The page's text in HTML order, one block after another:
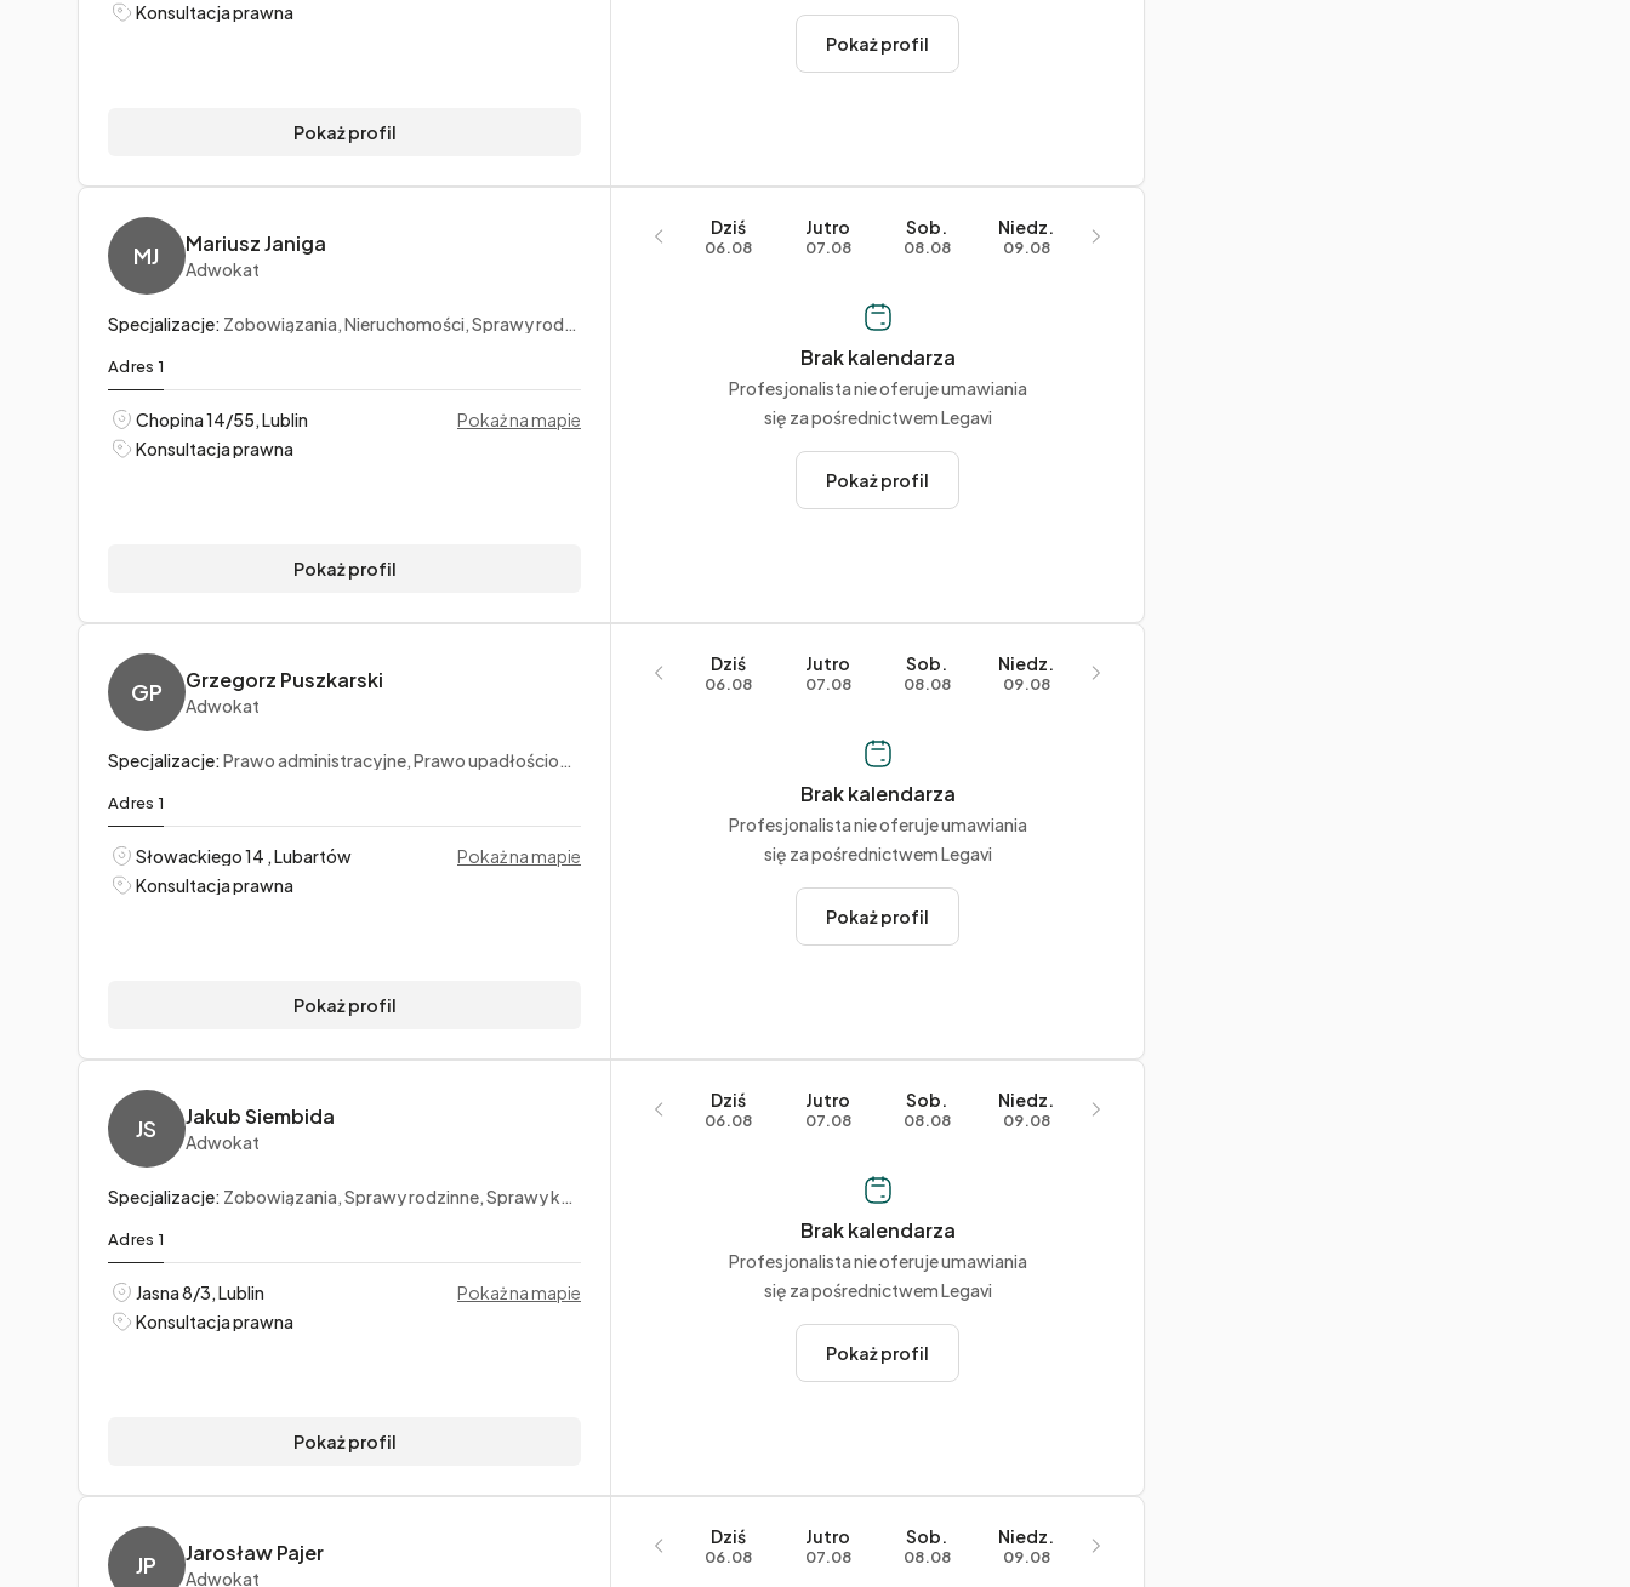
Konsultacja prawna
Pokaż profil
Pokaż profil
MJ Mariusz Janiga
Adwokat
Specjalizacje: Zobowiązania, Nieruchomości, Sprawy rodzinne
Adres 1
Chopina 14/55, Lublin
Pokaż na mapie
Konsultacja prawna
Pokaż profil
Dziś
06.08
Jutro
07.08
Sob.
08.08
Niedz.
09.08
Brak kalendarza
Profesjonalista nie oferuje umawiania
się za pośrednictwem Legavi
Pokaż profil
GP Grzegorz Puszkarski
Adwokat
Specjalizacje: Prawo administracyjne, Prawo upadłościowe i prawo restrukturyzacyjne
Adres 1
Słowackiego 14 , Lubartów
Pokaż na mapie
Konsultacja prawna
Pokaż profil
Dziś
06.08
Jutro
07.08
Sob.
08.08
Niedz.
09.08
Brak kalendarza
Profesjonalista nie oferuje umawiania
się za pośrednictwem Legavi
Pokaż profil
JS Jakub Siembida
Adwokat
Specjalizacje: Zobowiązania, Sprawy rodzinne, Sprawy karne
Adres 1
Jasna 8/3, Lublin
Pokaż na mapie
Konsultacja prawna
Pokaż profil
Dziś
06.08
Jutro
07.08
Sob.
08.08
Niedz.
09.08
Brak kalendarza
Profesjonalista nie oferuje umawiania
się za pośrednictwem Legavi
Pokaż profil
JP Jarosław Pajer
Adwokat
Dziś
06.08
Jutro
07.08
Sob.
08.08
Niedz.
09.08